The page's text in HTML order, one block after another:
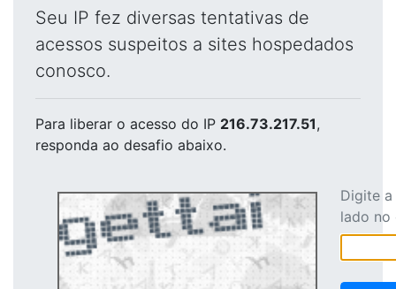
Seu IP fez diversas tentativas de
acessos suspeitos a sites hospedados
conosco.
Para liberar o acesso do IP 216.73.217.51,
responda ao desafio abaixo.
Digite
lado no